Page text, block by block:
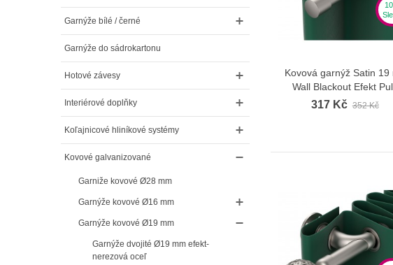
Garnýže bílé / černé
Garnýže do sádrokartonu
Hotové závesy
Interiérové doplňky
Koľajnicové hliníkové systémy
Kovové galvanizované
Garniže kovové Ø28 mm
Garnýže kovové Ø16 mm
Garnýže kovové Ø19 mm
Garnýže dvojité Ø19 mm efekt-
nerezová oceľ
Zobrazit více
Kovová garnýž Satin 19
Wall Blackout Efekt
317 Kč 352 Kč